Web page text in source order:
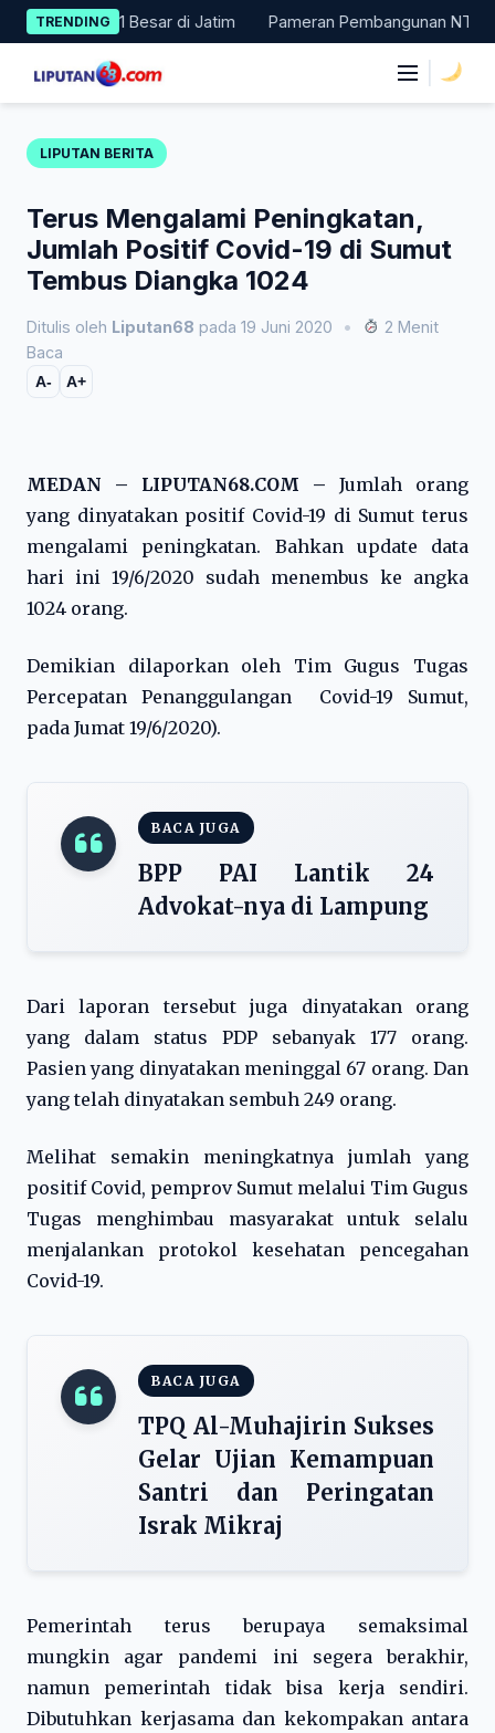
Skip
to
content
TRENDING
Masuk 11 Besar di Jatim Pameran Pembangunan NTT
LIPUTAN BERITA
Terus Mengalami Peningkatan,
Jumlah Positif Covid-19 di Sumut
Tembus Diangka 1024
Ditulis oleh Liputan68 pada 19 Juni 2020 •
2 Menit
Baca
A- A+
MEDAN – LIPUTAN68.COM – Jumlah orang
yang dinyatakan positif Covid-19 di Sumut terus
mengalami peningkatan. Bahkan update data
hari ini 19/6/2020 sudah menembus ke angka
1024 orang.
Demikian dilaporkan oleh Tim Gugus Tugas
Percepatan Penanggulangan Covid-19 Sumut,
pada Jumat 19/6/2020).
BACA JUGA
BPP PAI Lantik 24
Advokat-nya di Lampung
Dari laporan tersebut juga dinyatakan orang
yang dalam status PDP sebanyak 177 orang.
Pasien yang dinyatakan meninggal 67 orang. Dan
yang telah dinyatakan sembuh 249 orang.
Melihat semakin meningkatnya jumlah yang
positif Covid, pemprov Sumut melalui Tim Gugus
Tugas menghimbau masyarakat untuk selalu
menjalankan protokol kesehatan pencegahan
Covid-19.
BACA JUGA
TPQ Al-Muhajirin Sukses
Gelar Ujian Kemampuan
Santri dan Peringatan
Israk Mikraj
Pemerintah terus berupaya semaksimal
mungkin agar pandemi ini segera berakhir,
namun pemerintah tidak bisa kerja sendiri.
Dibutuhkan kerjasama dan kekompakan antara